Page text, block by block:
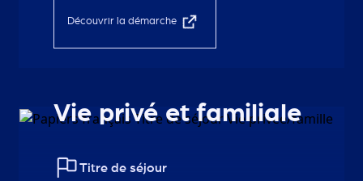
Découvrir la démarche
Vie privé et familiale
Titre de séjour